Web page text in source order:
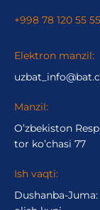
+998 78 120 55 55
Elektron manzil:
Manzil:
O’zbekiston
tor ko’chasi 77
Ish vaqti:
Dushanba-Juma: